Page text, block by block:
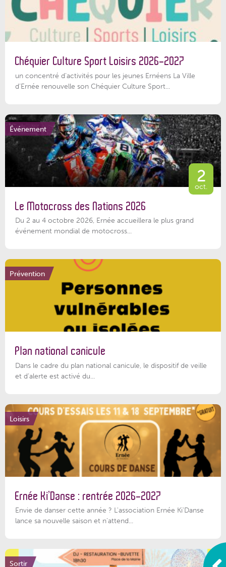
Chéquier Culture Sport Loisirs 2026-2027
un concentré d’activités pour les jeunes Ernéens La Ville
d’Ernée renouvelle son Chéquier Culture Sport...
Événement
2
oct.
Le Motocross des Nations 2026
Du 2 au 4 octobre 2026, Ernée accueillera le plus grand
événement mondial de motocross...
Prévention
Plan national canicule
Dans le cadre du plan national canicule, le dispositif de veille
et d’alerte est activé du...
Loisirs
Ernée Ki’Danse : rentrée 2026-2027
Envie de danser cette année ? L'association Ernée Ki'Danse
lance sa nouvelle saison et n'attend...
Sortir